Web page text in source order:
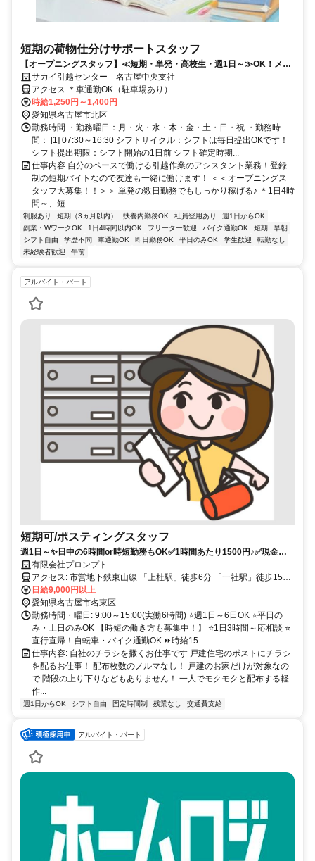
短期の荷物仕分けサポートスタッフ
【オープニングスタッフ】≪短期・単発・高校生・週1日～≫OK！メリ
ット多数♪
サカイ引越センター 名古屋中央支社
アクセス ＊車通勤OK（駐車場あり）
時給1,250円～1,400円
愛知県名古屋市北区
勤務時間 ・勤務曜日：月・火・水・木・金・土・日・祝 ・勤務時
間： [1] 07:30～16:30 シフトサイクル：シフトは毎日提出OKです！
シフト提出期限：シフト開始の1日前 シフト確定時期...
仕事内容 自分のペースで働ける引越作業のアシスタント業務！登録
制の短期バイトなので友達も一緒に働けます！ ＜＜オープニングス
タッフ大募集！！＞＞ 単発の数日勤務でもしっかり稼げる♪ ＊1日4時
間～、短...
制服あり 短期（3ヵ月以内） 扶養内勤務OK 社員登用あり
週1日からOK
副業・WワークOK
1日4時間以内OK フリーター歓迎 バイク通勤OK 短期
早朝
シフト自由
学歴不問 車通勤OK 即日勤務OK 平日のみOK 学生歓迎
転勤なし
未経験者歓迎
午前
アルバイト・パート
短期可/ポスティングスタッフ
週1日～✨日中の6時間or時短勤務もOK✅1時間あたり1500円♪✅現金手
渡し・日払いOK✅友達と一緒に応募もOK
有限会社プロンプト
アクセス: 市営地下鉄東山線 「上杜駅」徒歩6分 「一社駅」徒歩15分
「本郷駅」徒歩15分 ※名古屋営業所へ集合 ※直行直帰も相談OK
日給9,000円以上
愛知県名古屋市名東区
勤務時間・曜日: 9:00～15:00(実働6時間) ⭐週1日～6日OK ⭐平日の
み・土日のみOK 【時短の働き方も募集中！】 ⭐1日3時間～応相談 ⭐
直行直帰！自転車・バイク通勤OK ⏩時給15...
仕事内容: 自社のチラシを撒くお仕事です 戸建住宅のポストにチラシ
を配るお仕事！ 配布枚数のノルマなし！ 戸建のお家だけが対象なの
で 階段の上り下りなどもありません！ 一人でモクモクと配布する軽
作...
週1日からOK シフト自由 固定時間制 残業なし 交通費支給
アルバイト・パート